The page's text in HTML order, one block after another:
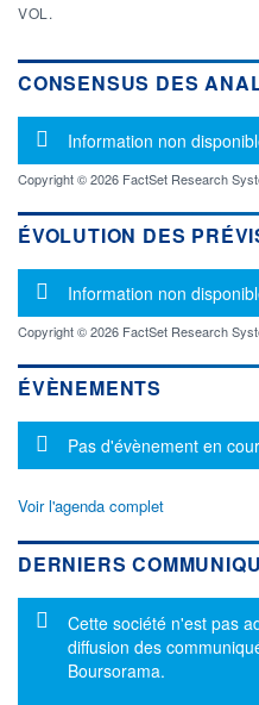
VOL.
CONSENSUS DES
Message d'information
Information non
Copyright © 2026 FactSet Research
ÉVOLUTION DES
Message d'information
Information non
Copyright © 2026 FactSet Research
ÉVÈNEMENTS
Message d'information
Pas d'évènement en
Voir l'agenda complet
DERNIERS
Message d'information
Cette société n'est pas
diffusion des
Boursorama.